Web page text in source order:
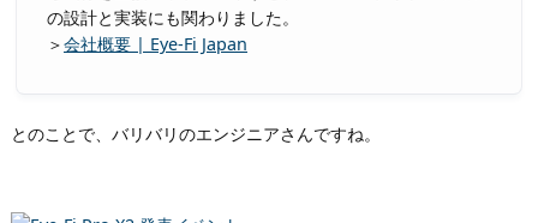
の設計と実装にも関わりました。
＞会社概要 | Eye-Fi Japan
とのことで、バリバリのエンジニアさんですね。